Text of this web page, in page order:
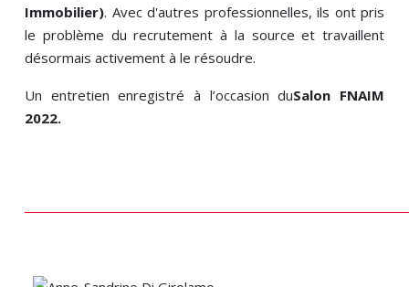
Immobilier). Avec d'autres professionnelles, ils ont pris
le problème du recrutement à la source et travaillent
désormais activement à le résoudre.
Un entretien enregistré à l’occasion duSalon FNAIM
2022.